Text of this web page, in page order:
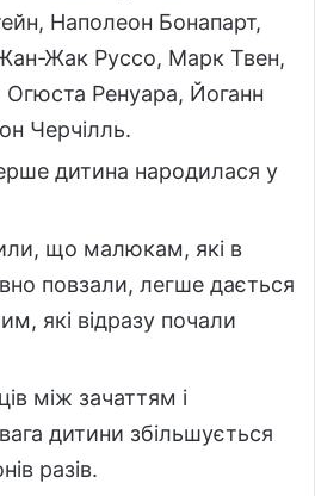
Наполеон Бонапарт,
Жак Руссо, Марк Твен,
Огюста Ренуара, Йоганн
Черчілль.
дитина народилася у
що малюкам, які в
повзали, легше дається
які відразу почали
між зачаттям і
дитини збільшується
разів.